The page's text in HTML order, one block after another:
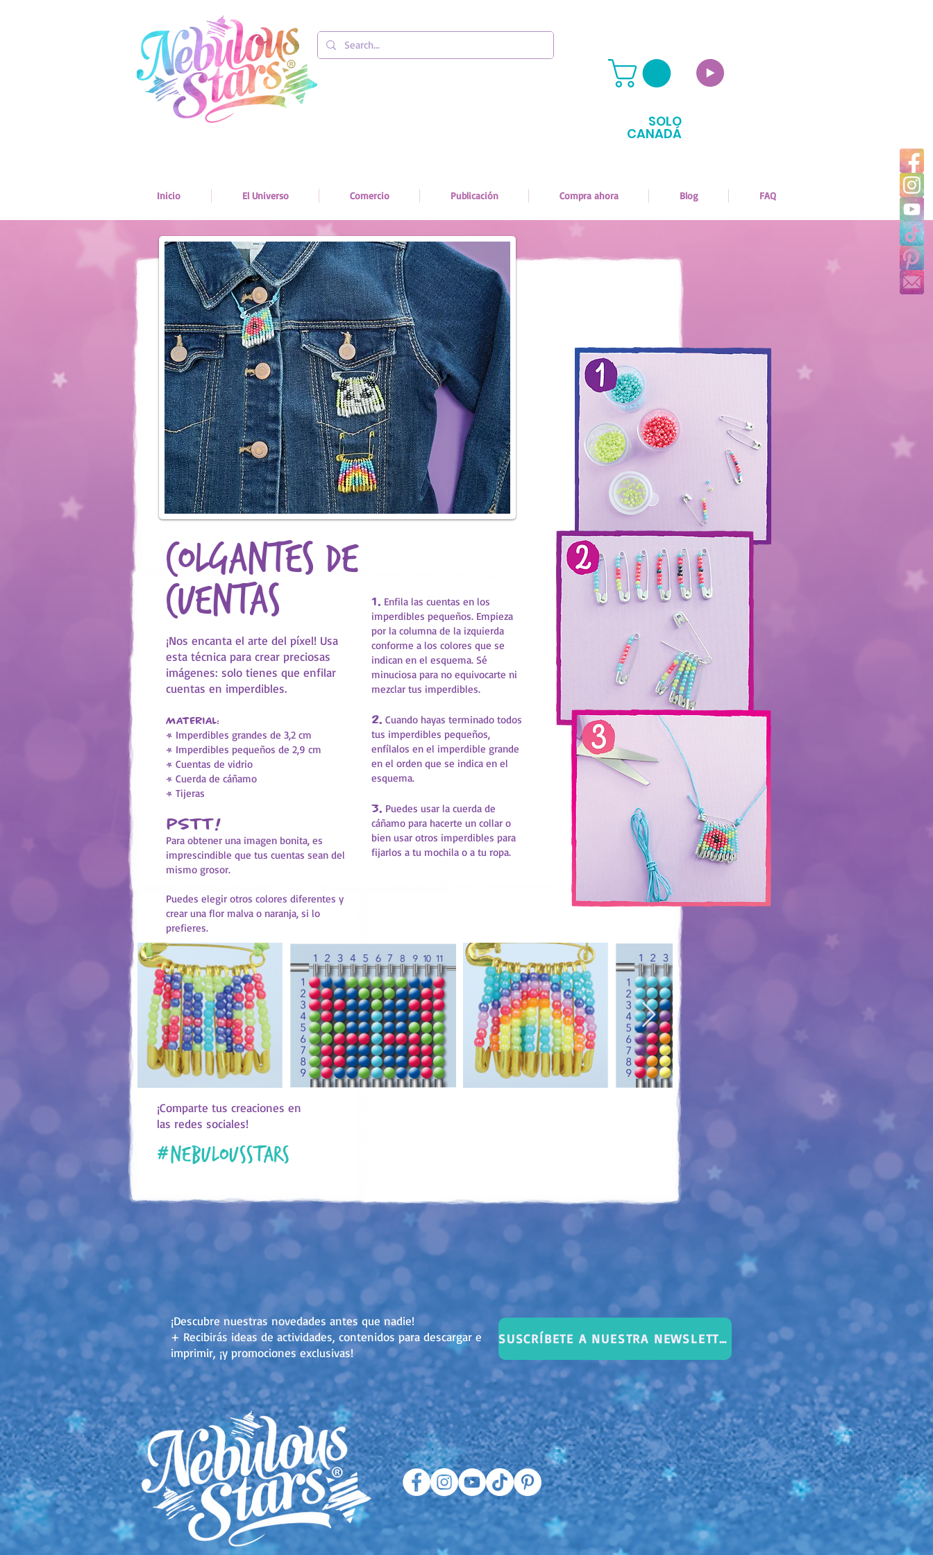
SOLO
CANADÁ
Inicio El Universo Comercio Publicación Compra ahora Blog FAQ
1. Enfila las cuentas en los
imperdibles pequeños. Empieza
por la columna de la izquierda
conforme a los colores que se
indican en el esquema. Sé
minuciosa para no equivocarte ni
mezclar tus imperdibles.
2. Cuando hayas terminado todos
tus imperdibles pequeños,
enfílalos en el imperdible grande
en el orden que se indica en el
esquema.
3. Puedes usar la cuerda de
cáñamo para hacerte un collar o
bien usar otros imperdibles para
fijarlos a tu mochila o a tu ropa.
Colgantes de
cuentas
¡Nos encanta el arte del píxel! Usa
esta técnica para crear preciosas
imágenes: solo tienes que enfilar
cuentas en imperdibles.
Material:
• Imperdibles grandes de 3,2 cm
• Imperdibles pequeños de 2,9 cm
• Cuentas de vidrio
• Cuerda de cáñamo
• Tijeras
Pstt!
Para obtener una imagen bonita, es
imprescindible que tus cuentas sean del
mismo grosor.
Puedes elegir otros colores diferentes y
crear una flor malva o naranja, si lo
prefieres.
¡Comparte tus creaciones en
las redes sociales!
#nebulousstars
¡Descubre nuestras novedades antes que nadie!
+ Recibirás ideas de actividades, contenidos para descargar e
imprimir, ¡y promociones exclusivas!
SUSCRÍBETE A NUESTRA NEWSLETTER